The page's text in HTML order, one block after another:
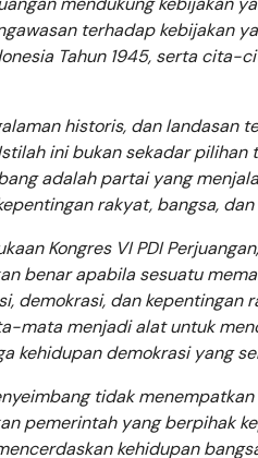
terhadap kebijakan
Tahun 1945, serta cita-
historis, dan landasan
ini bukan sekadar
adalah partai yang
rakyat, bangsa,
Kongres VI PDI
benar apabila sesuatu
demokrasi, dan kepentingan
mata menjadi alat untuk
kehidupan demokrasi yang
tidak
pemerintah yang berpihak
kehidupan